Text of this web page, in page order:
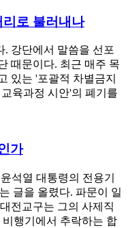
로 불러내나
. 강단에서 말씀을 선포
때문이다. 최근 매주 목
있는 '포괄적 차별금지
육과정 시안'의 폐기를
가
석열 대통령의 전용기
글을 올렸다. 파문이 일
전교구는 그의 사제직
행기에서 추락하는 합